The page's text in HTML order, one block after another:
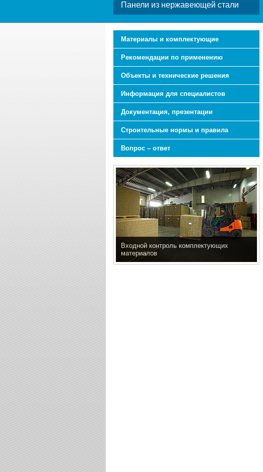
Панели из нержавеющей стали
Материалы и комплектующие
Рекомендации по применению
Объекты и технические решения
Информация для специалистов
Документация, презентации
Строительные нормы и правила
Вопрос – ответ
Входной контроль комплектующих
материалов